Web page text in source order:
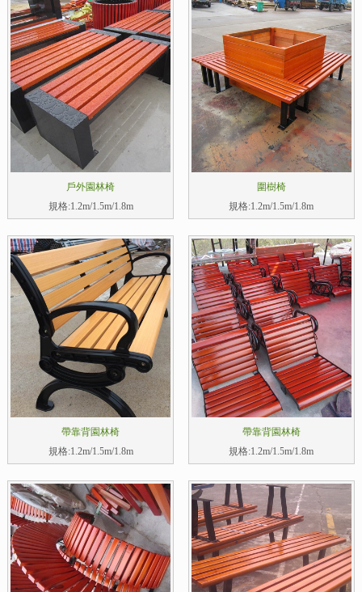
戶外園林椅
規格:1.2m/1.5m/1.8m
圍樹椅
規格:1.2m/1.5m/1.8m
帶靠背園林椅
規格:1.2m/1.5m/1.8m
帶靠背園林椅
規格:1.2m/1.5m/1.8m